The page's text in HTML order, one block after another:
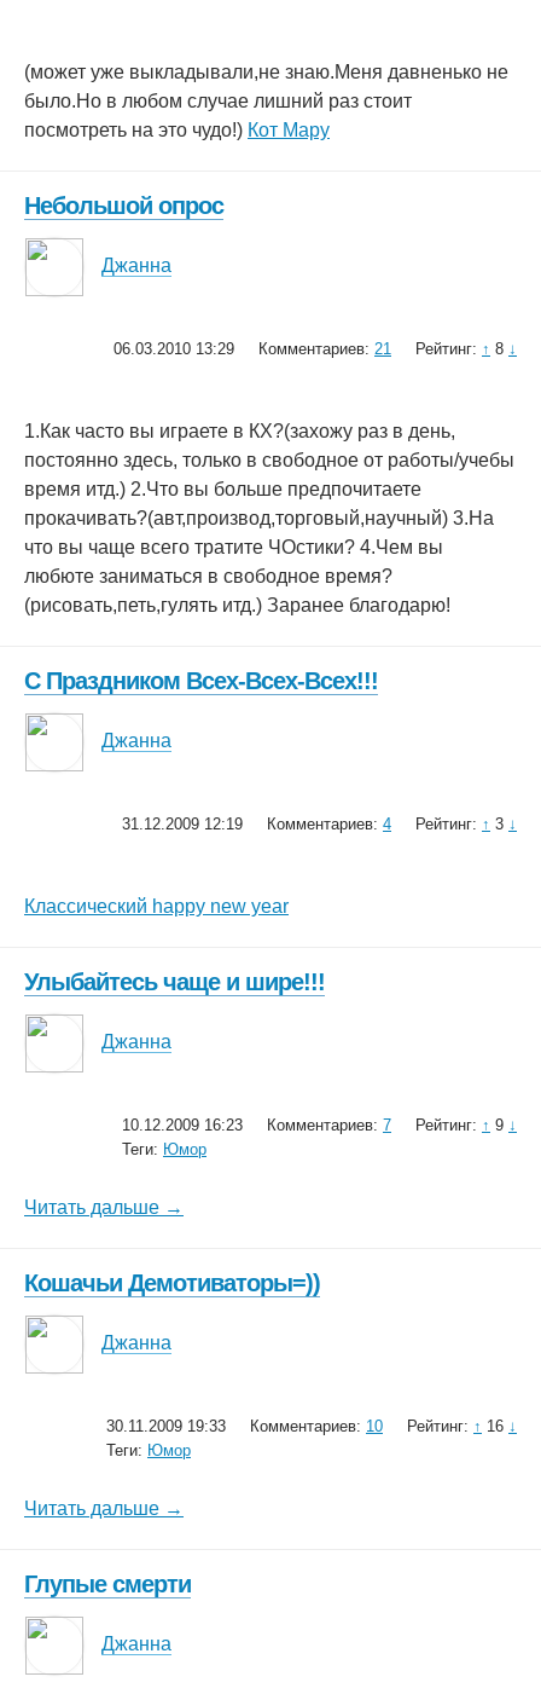
(может уже выкладывали,не знаю.Меня давненько не
было.Но в любом случае лишний раз стоит
посмотреть на это чудо!) Кот Мару
Небольшой опрос
Джанна
06.03.2010 13:29 Комментариев: 21 Рейтинг: ↑ 8 ↓
1.Как часто вы играете в КХ?(захожу раз в день,
постоянно здесь, только в свободное от работы/учебы
время итд.) 2.Что вы больше предпочитаете
прокачивать?(авт,производ,торговый,научный) 3.На
что вы чаще всего тратите ЧОстики? 4.Чем вы
любюте заниматься в свободное время?
(рисовать,петь,гулять итд.) Заранее благодарю!
С Праздником Всех-Всех-Всех!!!
Джанна
31.12.2009 12:19 Комментариев: 4 Рейтинг: ↑ 3 ↓
Классический happy new year
Улыбайтесь чаще и шире!!!
Джанна
10.12.2009 16:23 Комментариев: 7 Рейтинг: ↑ 9 ↓
Теги: Юмор
Читать дальше →
Кошачьи Демотиваторы=))
Джанна
30.11.2009 19:33 Комментариев: 10 Рейтинг: ↑ 16 ↓
Теги: Юмор
Читать дальше →
Глупые смерти
Джанна